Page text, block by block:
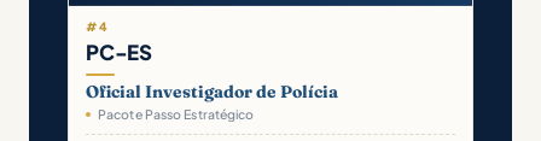
#4
PC-ES
Oficial Investigador de Polícia
Pacote Passo Estratégico